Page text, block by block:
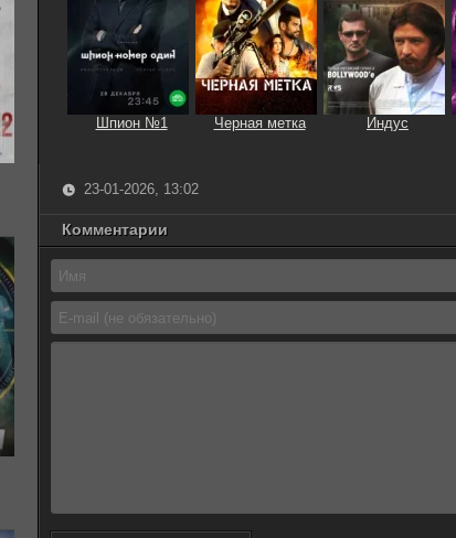
Шпион №1 Черная метка Индус
23-01-2026, 13:02
Комментарии